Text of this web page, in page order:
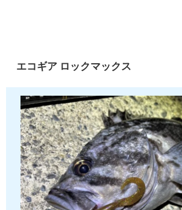
エコギア ロックマックス